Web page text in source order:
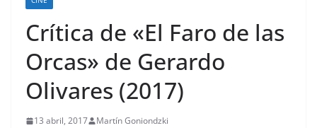
Crítica de «El Faro de las
Orcas» de Gerardo
Olivares (2017)
13 abril, 2017 Martín Goniondzki